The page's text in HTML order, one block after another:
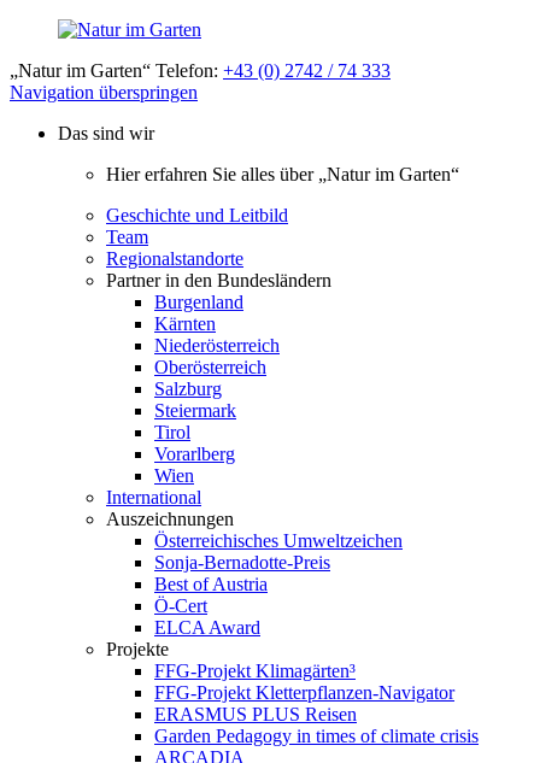
„Natur im Garten“ Telefon: +43 (0) 2742 / 74 333
Navigation überspringen
Das sind wir
Hier erfahren Sie alles über „Natur im Garten“
Geschichte und Leitbild
Team
Regionalstandorte
Partner in den Bundesländern
Burgenland
Kärnten
Niederösterreich
Oberösterreich
Salzburg
Steiermark
Tirol
Vorarlberg
Wien
International
Auszeichnungen
Österreichisches Umweltzeichen
Sonja-Bernadotte-Preis
Best of Austria
Ö-Cert
ELCA Award
Projekte
FFG-Projekt Klimagärten³
FFG-Projekt Kletterpflanzen-Navigator
ERASMUS PLUS Reisen
Garden Pedagogy in times of climate crisis
ARCADIA